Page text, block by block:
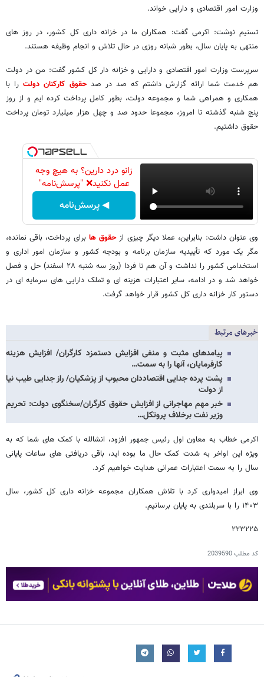
وزارت امور اقتصادی و دارایی خواند.
تسنیم نوشت: اکرمی گفت: همکاران ما در خزانه داری کل کشور، در روز های
منتهی به پایان سال، بطور شبانه روزی در حال تلاش و انجام وظیفه هستند.
سرپرست وزارت امور اقتصادی و دارایی و خزانه دار کل کشور گفت: من در دولت
هم خدمت شما ارائه گزارش داشتم که صد در صدحقوق کارکنان دولت را با
همکاری و همراهی شما و مجموعه دولت، بطور کامل پرداخت کرده ایم و از روز
پنج شنبه گذشته تا امروز، مجموعا حدود صد و چهل هزار میلیارد تومان پرداخت
حقوق داشتیم.
زانو درد دارین؟ به هیچ وجه
عمل نکنید❌ "پرسش‌نامه"
◀ پرسش‌نامه
وی عنوان داشت: بنابراین، عملا دیگر چیزی ازحقوق ها برای پرداخت، باقی نمانده،
مگر یک مورد که تأییدیه سازمان برنامه و بودجه کشور و سازمان امور اداری و
استخدامی کشور را نداشت و آن هم تا فردا (روز سه شنبه ۲۸ اسفند) حل و فصل
خواهد شد و در ادامه، سایر اعتبارات هزینه ای و تملک دارایی های سرمایه ای در
دستور کار خزانه داری کل کشور قرار خواهد گرفت.
خبرهای مرتبط
پیامدهای مثبت و منفی افزایش دستمزد کارگران/ افزایش هزینه
کارفرمایان، آنها را به سمت…
پشت پرده جدایی اقتصاددان محبوب از پزشکیان/ راز جدایی طیب نیا
از دولت
خبر مهم مهاجرانی از افزایش حقوق کارگران/سخنگوی دولت: تحریم
وزیر نفت برخلاف پروتکل…
اکرمی خطاب به معاون اول رئیس جمهور افزود، انشالله با کمک های شما که به
ویژه این اواخر به شدت کمک حال ما بوده اید، باقی دریافتی های ساعات پایانی
سال را به سمت اعتبارات عمرانی هدایت خواهیم کرد.
وی ابراز امیدواری کرد با تلاش همکاران مجموعه خزانه داری کل کشور، سال
۱۴۰۳ را با سربلندی به پایان برسانیم.
۲۲۳۲۲۵
کد مطلب2039590